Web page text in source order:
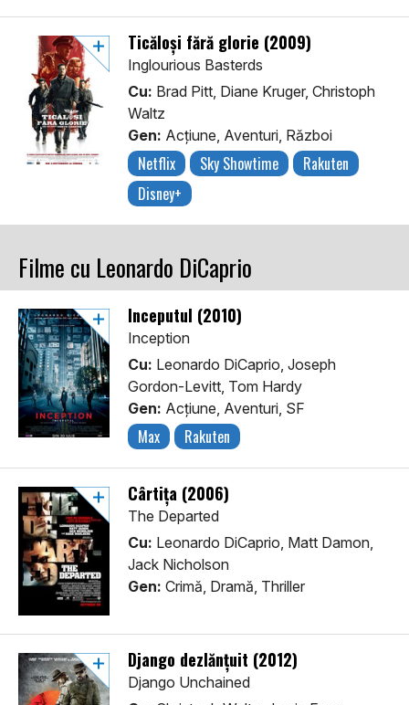
Ticăloși fără glorie (2009)
Inglourious Basterds
Cu: Brad Pitt, Diane Kruger, Christoph
Waltz
Gen: Acţiune, Aventuri, Război
Netflix Sky Showtime
Rakuten
Disney+
Filme cu Leonardo DiCaprio
Începutul (2010)
Inception
Cu: Leonardo DiCaprio, Joseph
Gordon-Levitt, Tom Hardy
Gen: Acţiune, Aventuri, SF
Max Rakuten
Cârtița (2006)
The Departed
Cu: Leonardo DiCaprio, Matt Damon,
Jack Nicholson
Gen: Crimă, Dramă, Thriller
Django dezlănțuit (2012)
Django Unchained